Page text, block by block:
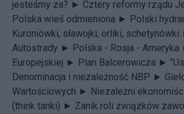
jesteśmy za? ► Cztery reformy rządu
Polska wieś odmieniona ► Polski
Kuroniówki, sławojki, orliki, schetynówki
Autostrady ► Polska - Rosja - Ameryka
Europejskiej ► Plan Balcerowicza ►
Denominacja i niezależność NBP ►
Wartościowych ► Niezależni
(think tanki) ► Zanik roli związków